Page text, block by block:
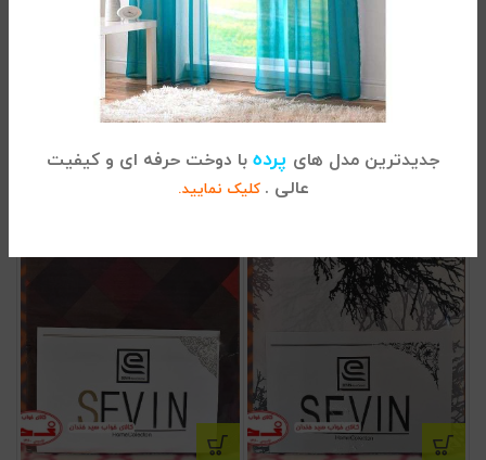
جدیدترین مدل های پرده با دوخت حرفه ای و کیفیت
عالی . کلیک نمایید.
نیم ست ملحفه دو نفره آبی روشن
4.450.000 تومان
نیم ست ملحفه دو نفره زرشکی
4.450.000 تومان